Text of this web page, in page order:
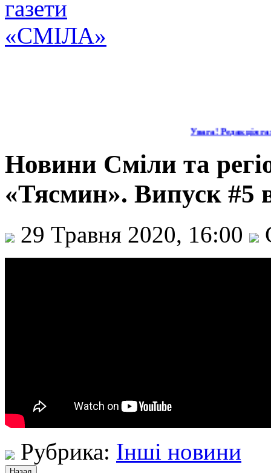
Увага! Редакція
Новини Сміли та
«Тясмин». Випуск #5
29 Травня 2020, 16:00
Рубрика: Інші новини